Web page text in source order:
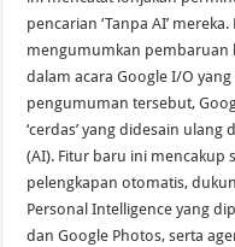
pencarian ‘Tanpa AI’
mengumumkan pembaruan
dalam acara Google I/O
pengumuman tersebut,
‘cerdas’ yang didesain
(AI). Fitur baru ini mencakup
pelengkapan otomatis,
Personal Intelligence yang
dan Google Photos, serta